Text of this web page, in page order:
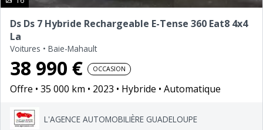
Ds Ds 7 Hybride Rechargeable E-Tense 360 Eat8 4x4
La
Voitures • Baie-Mahault
38 990 € OCCASION
Offre 35 000 km 2023 Hybride Automatique
L'AGENCE AUTOMOBILIÈRE GUADELOUPE